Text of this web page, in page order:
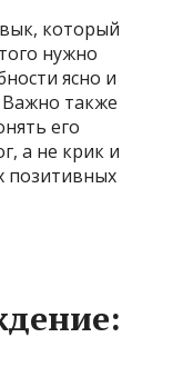
который
нужно
ясно и
Важно также
его
а не крик и
позитивных